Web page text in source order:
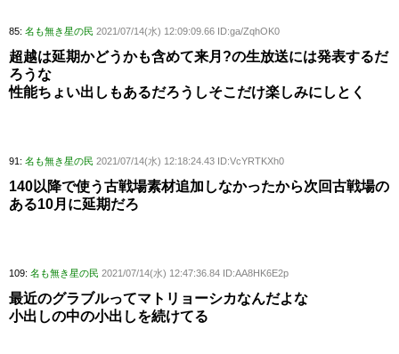
85: 名も無き星の民 2021/07/14(水) 12:09:09.66 ID:ga/ZqhOK0
超越は延期かどうかも含めて来月?の生放送には発表するだ
ろうな
性能ちょい出しもあるだろうしそこだけ楽しみにしとく
91: 名も無き星の民 2021/07/14(水) 12:18:24.43 ID:VcYRTKXh0
140以降で使う古戦場素材追加しなかったから次回古戦場の
ある10月に延期だろ
109: 名も無き星の民 2021/07/14(水) 12:47:36.84 ID:AA8HK6E2p
最近のグラブルってマトリョーシカなんだよな
小出しの中の小出しを続けてる